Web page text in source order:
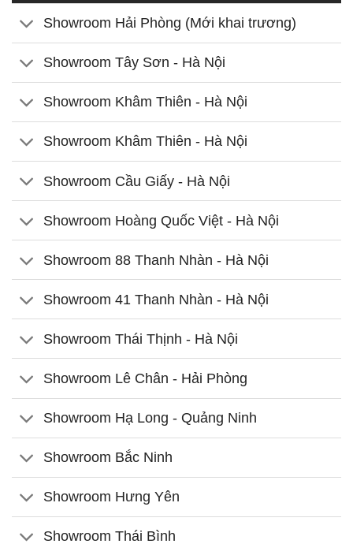
Showroom Hải Phòng (Mới khai trương)
Showroom Tây Sơn - Hà Nội
Showroom Khâm Thiên - Hà Nội
Showroom Khâm Thiên - Hà Nội
Showroom Cầu Giấy - Hà Nội
Showroom Hoàng Quốc Việt - Hà Nội
Showroom 88 Thanh Nhàn - Hà Nội
Showroom 41 Thanh Nhàn - Hà Nội
Showroom Thái Thịnh - Hà Nội
Showroom Lê Chân - Hải Phòng
Showroom Hạ Long - Quảng Ninh
Showroom Bắc Ninh
Showroom Hưng Yên
Showroom Thái Bình